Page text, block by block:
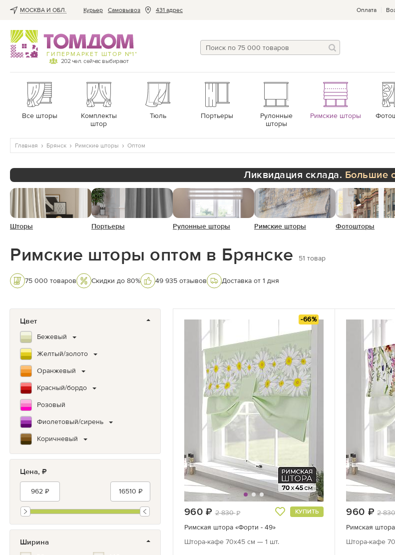
МОСКВА И ОБЛ. Курьер Cамовывоз 431 адрес Оплата
ГИПЕРМАРКЕТ ШТОР №1*
202 чел. сейчас выбирают
Все шторы
Комплекты
штор
Тюль Портьеры
Рулонные
шторы
Римские шторы
Главная Брянск Римские шторы Оптом
Ликвидация склада. Большие
Шторы Портьеры Рулонные шторы Римские шторы Фотошторы
Римские шторы оптом в Брянске 51 товар
75 000 товаров Скидки до 80% 49 935 отзывов Доставка от 1 дня
Цвет
Бежевый
Желтый/золото
Оранжевый
Красный/бордо
Розовый
Фиолетовый/сирень
Коричневый
Зеленый
Бирюзовый
Синий/Голубой
Серый/черный
Серый
Цена, ₽
Ширина
-66%
960 руб.
2 830 КУПИТЬ
Римская штора «Форти - 49»
Штора-кафе 70х45 см — 1 шт.
960 руб.
2
Римская
Штора-кафе